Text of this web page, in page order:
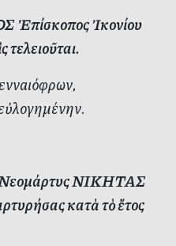
Ἰκονίου
Νεομάρτυς ΝΙΚΗΤΑΣ
κατὰ τὸ ἔτος